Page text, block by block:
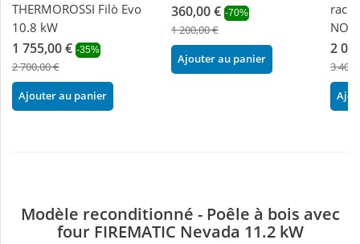
THERMOROSSI Filò Evo
10.8 kW
1 755,00 € -35%
2 700,00 €
Ajouter au panier
360,00 € -70%
1 200,00 €
Ajouter au panier
2
3
Modèle reconditionné - Poêle à bois avec
four FIREMATIC Nevada 11.2 kW